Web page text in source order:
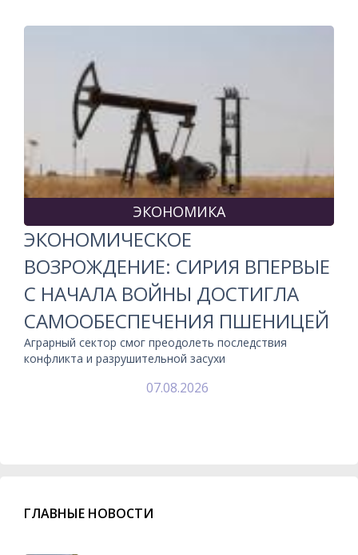
ЭКОНОМИКА
ЭКОНОМИЧЕСКОЕ
ВОЗРОЖДЕНИЕ: СИРИЯ ВПЕРВЫЕ
С НАЧАЛА ВОЙНЫ ДОСТИГЛА
САМООБЕСПЕЧЕНИЯ ПШЕНИЦЕЙ
Аграрный сектор смог преодолеть последствия
конфликта и разрушительной засухи
07.08.2026
ГЛАВНЫЕ НОВОСТИ